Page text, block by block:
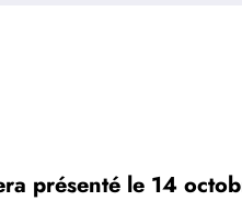
présenté le 14